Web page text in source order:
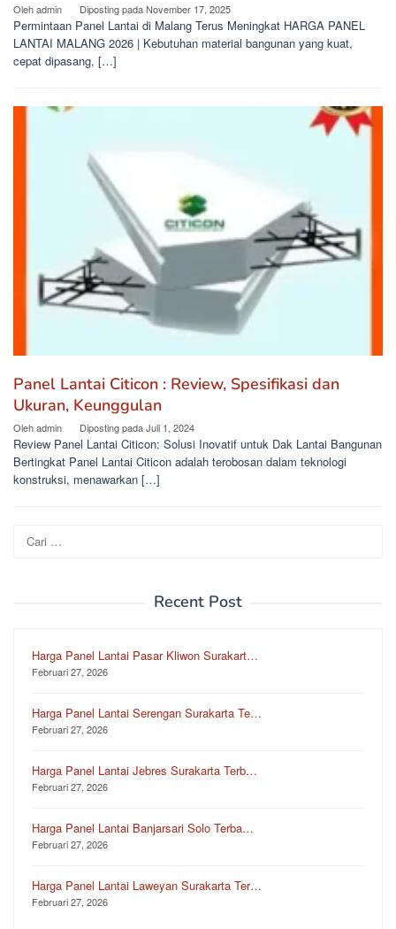
Olehadmin Diposting padaNovember 17, 2025
Permintaan Panel Lantai di Malang Terus Meningkat HARGA PANEL
LANTAI MALANG 2026 | Kebutuhan material bangunan yang kuat,
cepat dipasang, […]
Panel Lantai Citicon : Review, Spesifikasi dan
Ukuran, Keunggulan
Olehadmin Diposting padaJuli 1, 2024
Review Panel Lantai Citicon: Solusi Inovatif untuk Dak Lantai Bangunan
Bertingkat Panel Lantai Citicon adalah terobosan dalam teknologi
konstruksi, menawarkan […]
Cari
untuk:
Recent Post
Harga Panel Lantai Pasar Kliwon Surakart…
Februari 27, 2026
Harga Panel Lantai Serengan Surakarta Te…
Februari 27, 2026
Harga Panel Lantai Jebres Surakarta Terb…
Februari 27, 2026
Harga Panel Lantai Banjarsari Solo Terba…
Februari 27, 2026
Harga Panel Lantai Laweyan Surakarta Ter…
Februari 27, 2026